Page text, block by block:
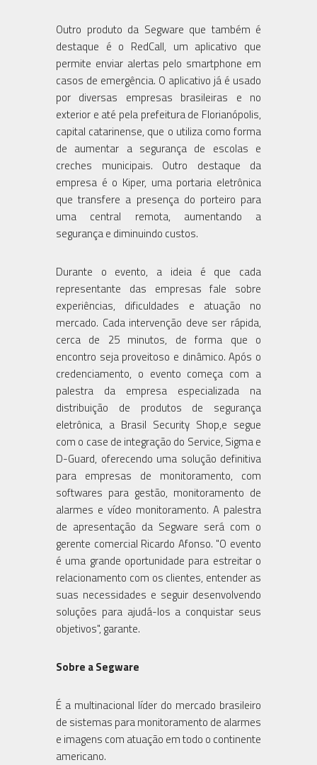
Outro produto da Segware que também é
destaque é o RedCall, um aplicativo que
permite enviar alertas pelo smartphone em
casos de emergência. O aplicativo já é usado
por diversas empresas brasileiras e no
exterior e até pela prefeitura de Florianópolis,
capital catarinense, que o utiliza como forma
de aumentar a segurança de escolas e
creches municipais. Outro destaque da
empresa é o Kiper, uma portaria eletrônica
que transfere a presença do porteiro para
uma central remota, aumentando a
segurança e diminuindo custos.
Durante o evento, a ideia é que cada
representante das empresas fale sobre
experiências, dificuldades e atuação no
mercado. Cada intervenção deve ser rápida,
cerca de 25 minutos, de forma que o
encontro seja proveitoso e dinâmico. Após o
credenciamento, o evento começa com a
palestra da empresa especializada na
distribuição de produtos de segurança
eletrônica, a Brasil Security Shop,e segue
com o case de integração do Service, Sigma e
D-Guard, oferecendo uma solução definitiva
para empresas de monitoramento, com
softwares para gestão, monitoramento de
alarmes e vídeo monitoramento. A palestra
de apresentação da Segware será com o
gerente comercial Ricardo Afonso. "O evento
é uma grande oportunidade para estreitar o
relacionamento com os clientes, entender as
suas necessidades e seguir desenvolvendo
soluções para ajudá-los a conquistar seus
objetivos", garante.
Sobre a Segware
É a multinacional líder do mercado brasileiro
de sistemas para monitoramento de alarmes
e imagens com atuação em todo o continente
americano.